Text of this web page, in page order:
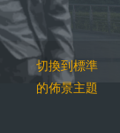
切換到標準
的佈景主題